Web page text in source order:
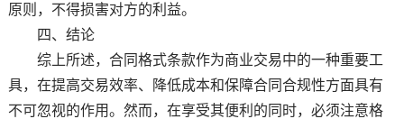
原则，不得损害对方的利益。
四、结论
综上所述，合同格式条款作为商业交易中的一种重要工
具，在提高交易效率、降低成本和保障合同合规性方面具有
不可忽视的作用。然而，在享受其便利的同时，必须注意格